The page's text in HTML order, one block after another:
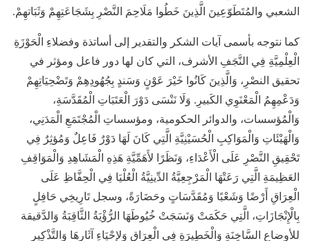
الشعبي والمُتَطَوّعِينَ الَّذِينَ خَطُوا مَلَاحِمَ النَّصْرِ بِشَجَاعَتِهِمْ وَثَبَاتهِمْ.
كما نتوجه بأسمى آيات الشكر والتقدير إلى أساتذة وفضلاءِ الْحَوْزَةِ
الْعِلْمِيَّةِ فِي النَّجَفِ الأشرف، التي كان لها دور فاعل ومؤثر في
تحقيق النصْرِ، وَالَّذِينَ كَانُوا خَيْرَ عَوْنٍ وَسَندٍ بِجُهُودِهِمْ وَتَضْحِيَاتِهِمْ
وَدَعْمِهِمُ الْمَعْنَوِي الكَبيرِ. وَلَا نَنْسَى دَوْرَ الْعَتَبَاتِ الْمُقَدَّسَةِ،
وَالْمُؤسسات، والدوائر الحكومية، ومؤسساتِ الْمُجْتَمَعِ الْمَدَنِي،
وَالْهَيْئَاتِ وَالْمَوَاكِبِ الْحُسَيْنِيَّةِ الَّتِي كَانَ لَهَا دَوْرٌ فَاعِلٌ وَمُؤثِرٌ فِي
تَحْقِيقِ النَّصْرِ عَلَى الْأَعْدَاءِ، وَنَظَرًا لأَهَمِّيَّةِ هَذِهِ الْمَشَاهِدِ وَالْمَوَاقِفِ
العَظِيمَةِ الَّتِي رَعَتْهَا الْمَرْجِعِيَّةُ الدِّينِيَّةُ الْعُلْيَا فِي الْحِفَّاظِ عَلَى
الْعِرَاقِ أَرْضًا وَشَعْبًا وَمُقَدَّسَاتٍ وحَضَارَةً، وسجل تَارِيخِي حَافِلٍ
بِالْإِنْجَازَاتِ، الَّتِي حَكَمَتْ وَنَسَجَتْ خُيُوطَهَا الرُّؤْيَةُ الثَّاقِبَةُ وَالدَّقيقة
للأوضاع السَّاخِنَةِ وَالْخَطِيرَةِ فِي الْعِرَاقِ وَلإِحْيَاءِ آثَارِهَا وَالتَّذْكِير